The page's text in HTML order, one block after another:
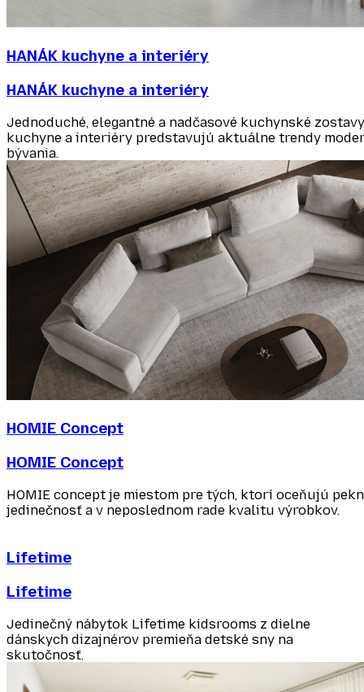
HANÁK kuchyne a interiéry
HANÁK kuchyne a interiéry
Jednoduché, elegantné a nadčasové kuchynské
kuchyne a interiéry predstavujú aktuálne trendy
bývania.
HOMIE Concept
HOMIE Concept
HOMIE concept je miestom pre tých, ktorí oceňujú
jedinečnosť a v neposlednom rade kvalitu výrobkov.
Lifetime
Lifetime
Jedinečný nábytok Lifetime kidsrooms z dielne
dánskych dizajnérov premieňa detské sny na
skutočnosť.